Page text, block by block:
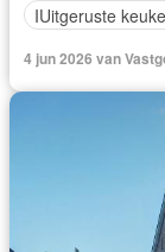
IUitgeruste
4 jun 2026 van